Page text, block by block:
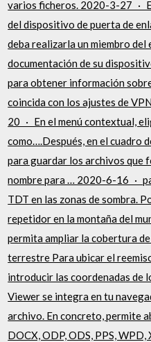
varios ficheros. 2020-3-27 ·
del dispositivo de puerta de
deba realizarla un miembro del
documentación de su
para obtener información
coincida con los ajustes de
20 · En el menú contextual,
como….Después, en el cuadro
para guardar los archivos que
nombre para … 2020-6-16 ·
TDT en las zonas de sombra.
repetidor en la montaña del
permita ampliar la cobertura
terrestre Para ubicar el
introducir las coordenadas de
Viewer se integra en tu
archivo. En concreto, permite
DOCX, ODP, ODS, PPS, WPD,